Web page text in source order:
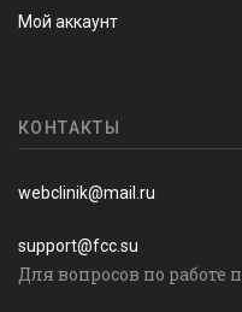
Мой аккаунт
КОНТАКТЫ
webclinik@mail.ru
support@fcc.su
Для вопросов по работе